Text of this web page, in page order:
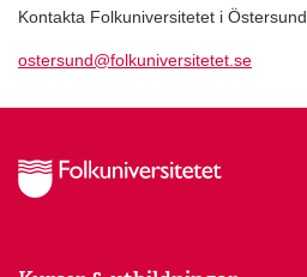
Kontakta Folkuniversitetet i Östersund
ostersund@folkuniversitetet.se